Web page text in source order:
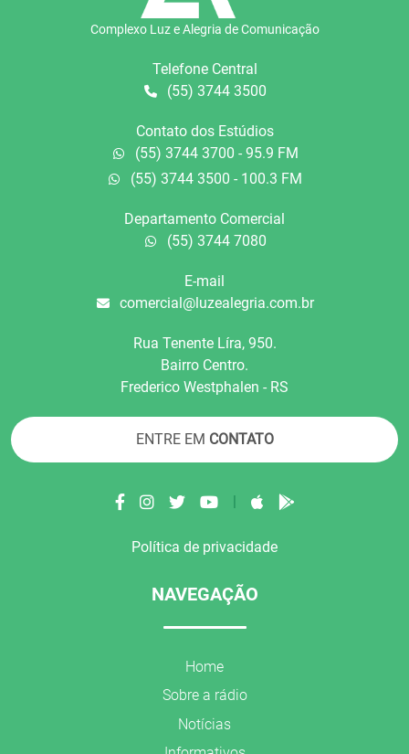
Complexo Luz e Alegria de Comunicação
Telefone Central
(55) 3744 3500
Contato dos Estúdios
(55) 3744 3700 - 95.9 FM
(55) 3744 3500 - 100.3 FM
Departamento Comercial
(55) 3744 7080
E-mail
comercial@luzealegria.com.br
Rua Tenente Líra, 950.
Bairro Centro.
Frederico Westphalen - RS
ENTRE EM CONTATO
Política de privacidade
NAVEGAÇÃO
Home
Sobre a rádio
Notícias